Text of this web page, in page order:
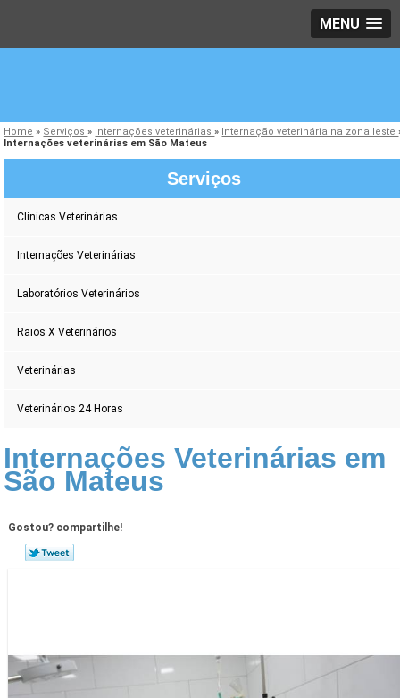
MENU
Home » Serviços» Internações veterinárias» Internação veterinária na zona leste
Internações veterinárias em São Mateus
Serviços
Clínicas Veterinárias
Internações Veterinárias
Laboratórios Veterinários
Raios X Veterinários
Veterinárias
Veterinários 24 Horas
Internações Veterinárias em
São Mateus
Gostou? compartilhe!